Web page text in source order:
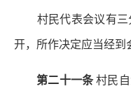
村民代表会议有三
开，所作决定应当经到
第二十一条村民自